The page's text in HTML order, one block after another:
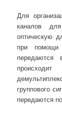
Для
каналов
оптическую
при помощи
группового
передаются